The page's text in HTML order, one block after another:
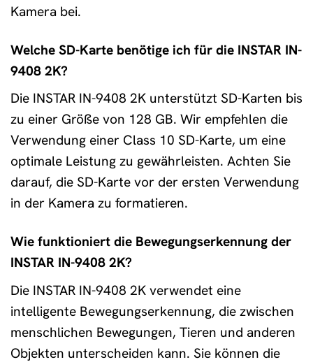
Kamera bei.
Welche SD-Karte benötige ich für die INSTAR IN-
9408 2K?
Die INSTAR IN-9408 2K unterstützt SD-Karten bis
zu einer Größe von 128 GB. Wir empfehlen die
Verwendung einer Class 10 SD-Karte, um eine
optimale Leistung zu gewährleisten. Achten Sie
darauf, die SD-Karte vor der ersten Verwendung
in der Kamera zu formatieren.
Wie funktioniert die Bewegungserkennung der
INSTAR IN-9408 2K?
Die INSTAR IN-9408 2K verwendet eine
intelligente Bewegungserkennung, die zwischen
menschlichen Bewegungen, Tieren und anderen
Objekten unterscheiden kann. Sie können die